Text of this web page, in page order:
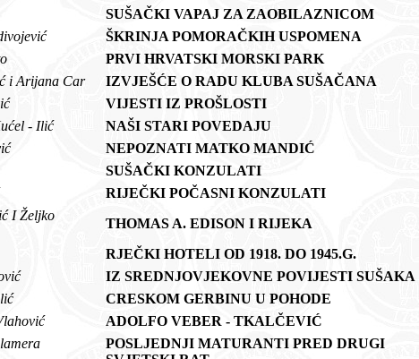
SUŠAČKI VAPAJ ZA ZAOBILAZNICOM
ŠKRINJA POMORAČKIH USPOMENA
PRVI HRVATSKI MORSKI PARK
i Arijana Car
IZVJEŠĆE O RADU KLUBA SUŠAČANA
VIJESTI IZ PROŠLOSTI
- Ilić
NAŠI STARI POVEDAJU
NEPOZNATI MATKO MANDIĆ
SUŠAČKI KONZULATI
RIJEČKI POČASNI KONZULATI
I Željko
THOMAS A. EDISON I RIJEKA
RJEČKI HOTELI OD 1918. DO 1945.G.
IZ SREDNJOVJEKOVNE POVIJESTI SUŠAKA
CRESKOM GERBINU U POHODE
ADOLFO VEBER - TKALČEVIĆ
POSLJEDNJI MATURANTI PRED DRUGI